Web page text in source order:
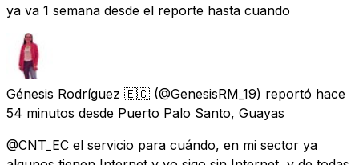
ya va 1 semana desde el reporte hasta cuando
Génesis Rodríguez 🇪🇨 (@GenesisRM_19) reportó hace
54 minutos desde Puerto Palo Santo, Guayas
@CNT_EC el servicio para cuándo, en mi sector ya